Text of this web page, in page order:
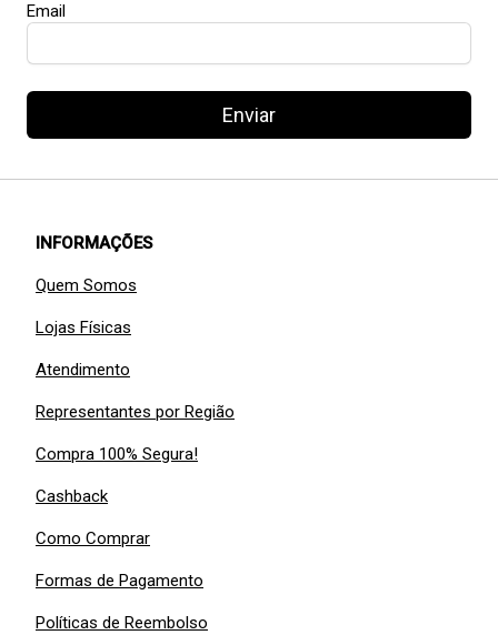
Email
Enviar
INFORMAÇÕES
Quem Somos
Lojas Físicas
Atendimento
Representantes por Região
Compra 100% Segura!
Cashback
Como Comprar
Formas de Pagamento
Políticas de Reembolso